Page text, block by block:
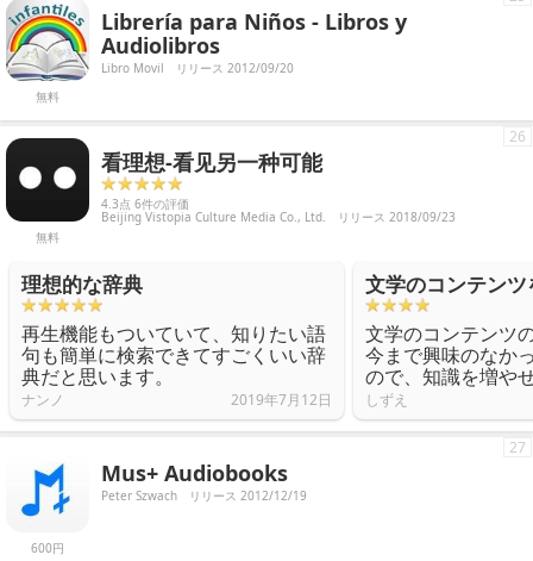
無料
Librería para Niños - Libros y
Audiolibros
Libro Movil リリース 2012/09/20
無料
看理想-看见另一种可能
4.3点 6件の評価
Beijing Vistopia Culture Media Co., Ltd. リリース 2018/09/23
26
理想的な辞典
再生機能もついていて、知りたい語
句も簡単に検索できてすごくいい辞
典だと思います。
ナンノ 2019年7月12日
文学のコンテンツ
文学のコンテンツ
今まで興味のなか
ので、知識を増や
しずえ
600円
Mus+ Audiobooks
Peter Szwach リリース 2012/12/19
27